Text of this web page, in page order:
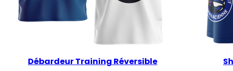
Débardeur Training Réversible